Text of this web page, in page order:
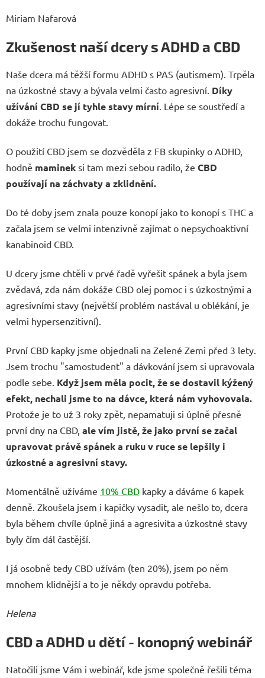
Miriam Nafarová
Zkušenost naší dcery s ADHD a CBD
Naše dcera má těžší formu ADHD s PAS (autismem). Trpěla
na úzkostné stavy a bývala velmi často agresivní. Díky
užívání CBD se jí tyhle stavy mírní . Lépe se soustředí a
dokáže trochu fungovat.
O použití CBD jsem se dozvěděla z FB skupinky o ADHD,
hodně maminek si tam mezi sebou radilo, že CBD
používají na záchvaty a zklidnění.
Do té doby jsem znala pouze konopí jako to konopí s THC a
začala jsem se velmi intenzivně zajímat o nepsychoaktivní
kanabinoid CBD.
U dcery jsme chtěli v prvé řadě vyřešit spánek a byla jsem
zvědavá, zda nám dokáže CBD olej pomoc i s úzkostnými a
agresivními stavy (největší problém nastával u oblékání, je
velmi hypersenzitivní).
První CBD kapky jsme objednali na Zelené Zemi před 3 lety.
Jsem trochu "samostudent" a dávkování jsem si upravovala
podle sebe. Když jsem měla pocit, že se dostavil kýžený
efekt, nechali jsme to na dávce, která nám vyhovovala.
Protože je to už 3 roky zpět, nepamatuji si úplně přesně
první dny na CBD, ale vím jistě, že jako první se začal
upravovat právě spánek a ruku v ruce se lepšily i
úzkostné a agresivní stavy.
Momentálně užíváme 10% CBD kapky a dáváme 6 kapek
denně. Zkoušela jsem i kapičky vysadit, ale nešlo to, dcera
byla během chvíle úplně jiná a agresivita a úzkostné stavy
byly čím dál častější.
I já osobně tedy CBD užívám (ten 20%), jsem po něm
mnohem klidnější a to je někdy opravdu potřeba.
Helena
CBD a ADHD u dětí - konopný webinář
Natočili jsme Vám i webinář, kde jsme společně řešili téma